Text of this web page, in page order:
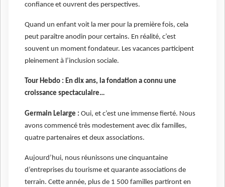
confiance et ouvrent des perspectives.
Quand un enfant voit la mer pour la première fois, cela
peut paraître anodin pour certains. En réalité, c’est
souvent un moment fondateur. Les vacances participent
pleinement à l’inclusion sociale.
Tour Hebdo : En dix ans, la fondation a connu une
croissance spectaculaire…
Germain Lelarge : Oui, et c’est une immense fierté. Nous
avons commencé très modestement avec dix familles,
quatre partenaires et deux associations.
Aujourd’hui, nous réunissons une cinquantaine
d’entreprises du tourisme et quarante associations de
terrain. Cette année, plus de 1 500 familles partiront en